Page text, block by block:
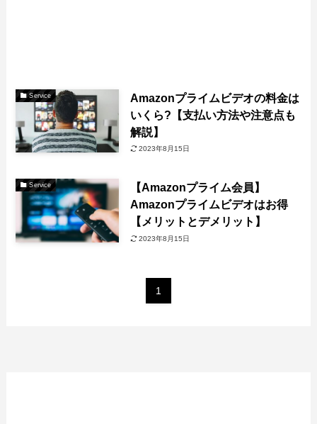
Service
Amazonプライムビデオの料金は
いくら?【支払い方法や注意点も
解説】
2023年8月15日
Service
【Amazonプライム会員】
Amazonプライムビデオはお得
【メリットとデメリット】
2023年8月15日
1